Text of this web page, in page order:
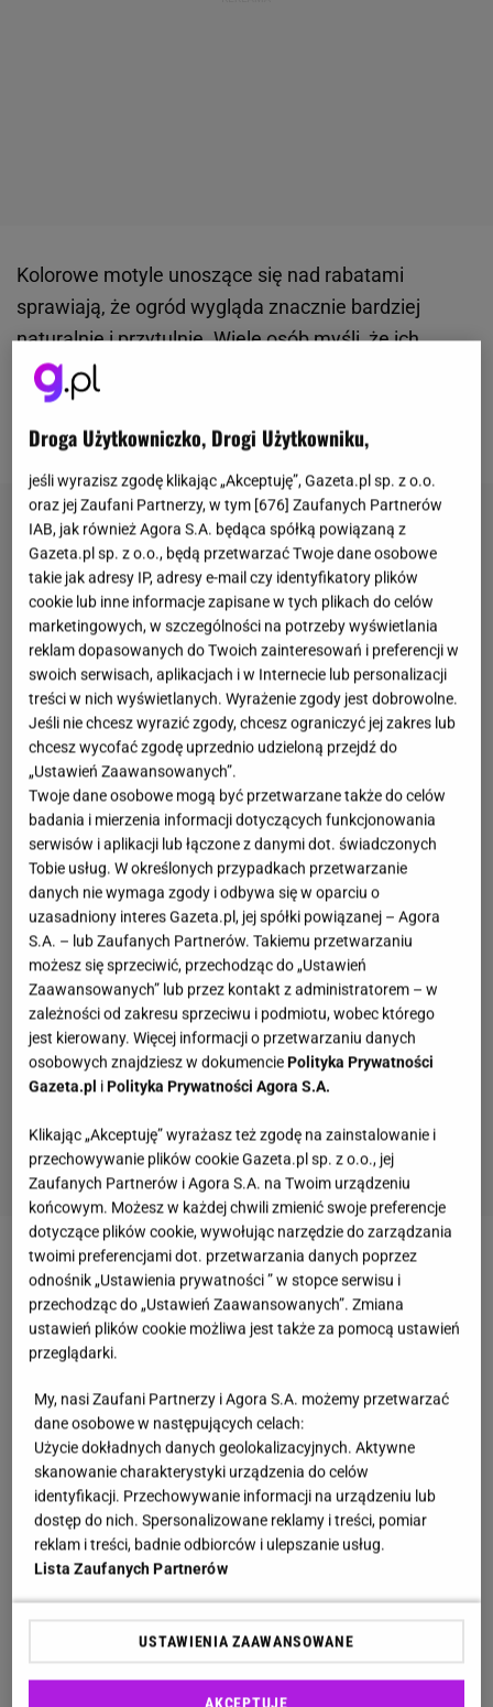
Kolorowe motyle unoszące się nad rabatami
sprawiają, że ogród wygląda znacznie bardziej
naturalnie i przytulnie. Wiele osób myśli, że ich
obecność zależy wyłącznie od
położenia działki. Tymczasem ogromne znaczenie
mają rośliny posadzone w ogrodzie.
Droga Użytkowniczko, Drogi Użytkowniku,
jeśli wyrazisz zgodę klikając „Akceptuję”, Gazeta.pl sp. z o.o.
oraz jej Zaufani Partnerzy, w tym [676] Zaufanych Partnerów
IAB, jak również Agora S.A. będąca spółką powiązaną z
Gazeta.pl sp. z o.o., będą przetwarzać Twoje dane osobowe
takie jak adresy IP, adresy e-mail czy identyfikatory plików
cookie lub inne informacje zapisane w tych plikach do celów
marketingowych, w szczególności na potrzeby wyświetlania
reklam dopasowanych do Twoich zainteresowań i preferencji w
swoich serwisach, aplikacjach i w Internecie lub personalizacji
treści w nich wyświetlanych. Wyrażenie zgody jest dobrowolne.
Jeśli nie chcesz wyrazić zgody, chcesz ograniczyć jej zakres lub
chcesz wycofać zgodę uprzednio udzieloną przejdź do
„Ustawień Zaawansowanych”.
Twoje dane osobowe mogą być przetwarzane także do celów
badania i mierzenia informacji dotyczących funkcjonowania
serwisów i aplikacji lub łączone z danymi dot. świadczonych
Tobie usług. W określonych przypadkach przetwarzanie
danych nie wymaga zgody i odbywa się w oparciu o
uzasadniony interes Gazeta.pl, jej spółki powiązanej – Agora
S.A. – lub Zaufanych Partnerów. Takiemu przetwarzaniu
możesz się sprzeciwić, przechodząc do „Ustawień
Zaawansowanych” lub przez kontakt z administratorem – w
zależności od zakresu sprzeciwu i podmiotu, wobec którego
jest kierowany. Więcej informacji o przetwarzaniu danych
osobowych znajdziesz w dokumenciePolityka Prywatności
Gazeta.pl iPolityka Prywatności Agora S.A.
Klikając „Akceptuję” wyrażasz też zgodę na zainstalowanie i
przechowywanie plików cookie Gazeta.pl sp. z o.o., jej
Zaufanych Partnerów i Agora S.A. na Twoim urządzeniu
końcowym. Możesz w każdej chwili zmienić swoje preferencje
dotyczące plików cookie, wywołując narzędzie do zarządzania
twoimi preferencjami dot. przetwarzania danych poprzez
odnośnik „Ustawienia prywatności ” w stopce serwisu i
przechodząc do „Ustawień Zaawansowanych”. Zmiana
ustawień plików cookie możliwa jest także za pomocą ustawień
przeglądarki.
My, nasi Zaufani Partnerzy i Agora S.A. możemy przetwarzać
dane osobowe w następujących celach:
Użycie dokładnych danych geolokalizacyjnych. Aktywne
skanowanie charakterystyki urządzenia do celów
identyfikacji. Przechowywanie informacji na urządzeniu lub
dostęp do nich. Spersonalizowane reklamy i treści, pomiar
reklam i treści, badnie odbiorców i ulepszanie usług.
Lista Zaufanych Partnerów
USTAWIENIA ZAAWANSOWANE
AKCEPTUJĘ